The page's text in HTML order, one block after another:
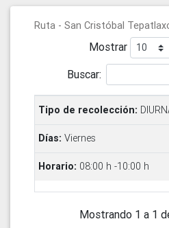
Ruta - San Cristóbal
Mostrar
Buscar:
Viernes
08:00 h -10:00 h
Mostrando 1 a 1